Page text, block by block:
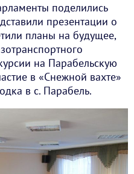
поделились
презентации о
планы на будущее,
на Парабельскую
в «Снежной вахте»
в с. Парабель.